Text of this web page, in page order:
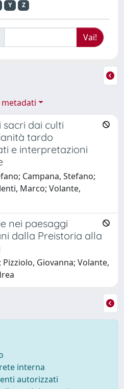
Y Z
sacri dai culti
tardo
e interpretazioni
Campana, Stefano;
Marco; Volante,
nei paesaggi
dalla Preistoria alla
Pizziolo, Giovanna; Volante,
interna
autorizzati